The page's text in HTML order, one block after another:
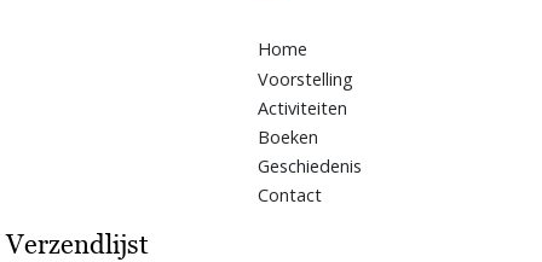
Home
Voorstelling
Activiteiten
Boeken
Geschiedenis
Contact
Verzendlijst